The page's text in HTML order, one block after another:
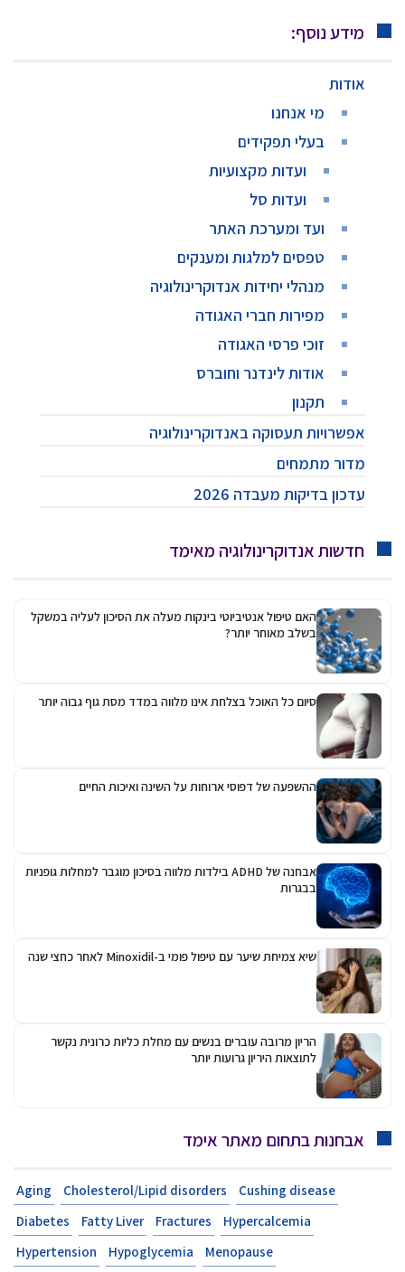
מידע נוסף:
אודות
מי אנחנו
בעלי תפקידים
ועדות מקצועיות
ועדות סל
ועד ומערכת האתר
טפסים למלגות ומענקים
מנהלי יחידות אנדוקרינולוגיה
מפירות חברי האגודה
זוכי פרסי האגודה
אודות לינדנר וחוברס
תקנון
אפשרויות תעסוקה באנדוקרינולוגיה
מדור מתמחים
עדכון בדיקות מעבדה 2026
חדשות אנדוקרינולוגיה מאימד
האם טיפול אנטיביוטי בינקות מעלה את הסיכון לעליה במשקל
בשלב מאוחר יותר?
סיום כל האוכל בצלחת אינו מלווה במדד מסת גוף גבוה יותר
ההשפעה של דפוסי ארוחות על השינה ואיכות החיים
אבחנה של ADHD בילדות מלווה בסיכון מוגבר למחלות גופניות
בבגרות
שיא צמיחת שיער עם טיפול פומי ב-Minoxidil לאחר כחצי שנה
הריון מרובה עוברים בנשים עם מחלת כליות כרונית נקשר
לתוצאות היריון גרועות יותר
אבחנות בתחום מאתר אימד
Aging Cholesterol/Lipid disorders
Cushing disease
Diabetes
Fatty Liver Fractures
Hypercalcemia
Hypertension
Hypoglycemia
Menopause